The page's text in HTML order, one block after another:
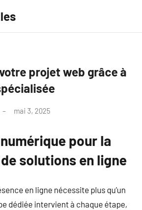
projet web grâce à
mai 3, 2025
pour la
solutions en ligne
en ligne nécessite plus qu’un
dédiée intervient à chaque étape,